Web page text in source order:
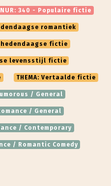
NUR: 340 - Populaire fictie
romantiek
hedendaagse fictie
levensstijl fictie
THEMA: Vertaalde fictie
/ General
/ General
/ Contemporary
/ Romantic Comedy